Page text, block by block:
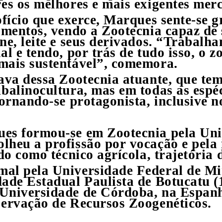
os melhores e mais exigentes
que exerce, Marques sente-
vendo a Zootecnia capaz
leite e seus derivados.
e tendo, por trás de tudo isso, o
sustentável”, comemora.
dessa Zootecnia atuante, que
mas em todas as
se protagonista, inclusive
formou-se em Zootecnia pela
a profissão por vocação e
como técnico agrícola, trajetória
pela Universidade Federal de
Estadual Paulista de Botucatu
de Córdoba, na
de Recursos Zoogenéticos.